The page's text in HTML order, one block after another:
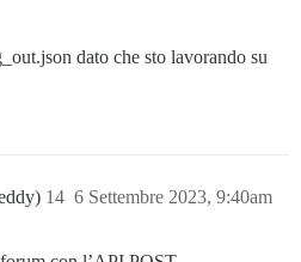
dato che sto lavorando su
6 Settembre 2023, 9:40am
14